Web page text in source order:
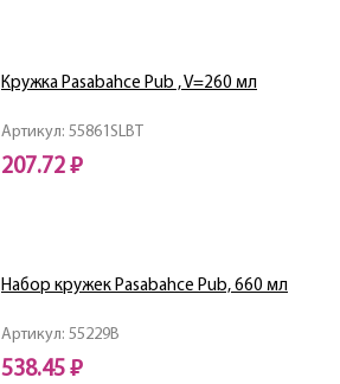
Артикул: 55861SLBT
Кружка Pasabahce Pub , V=260 мл
207.72 ₽
Артикул: 55229B
Набор кружек Pasabahce Pub, 660 мл
538.45 ₽